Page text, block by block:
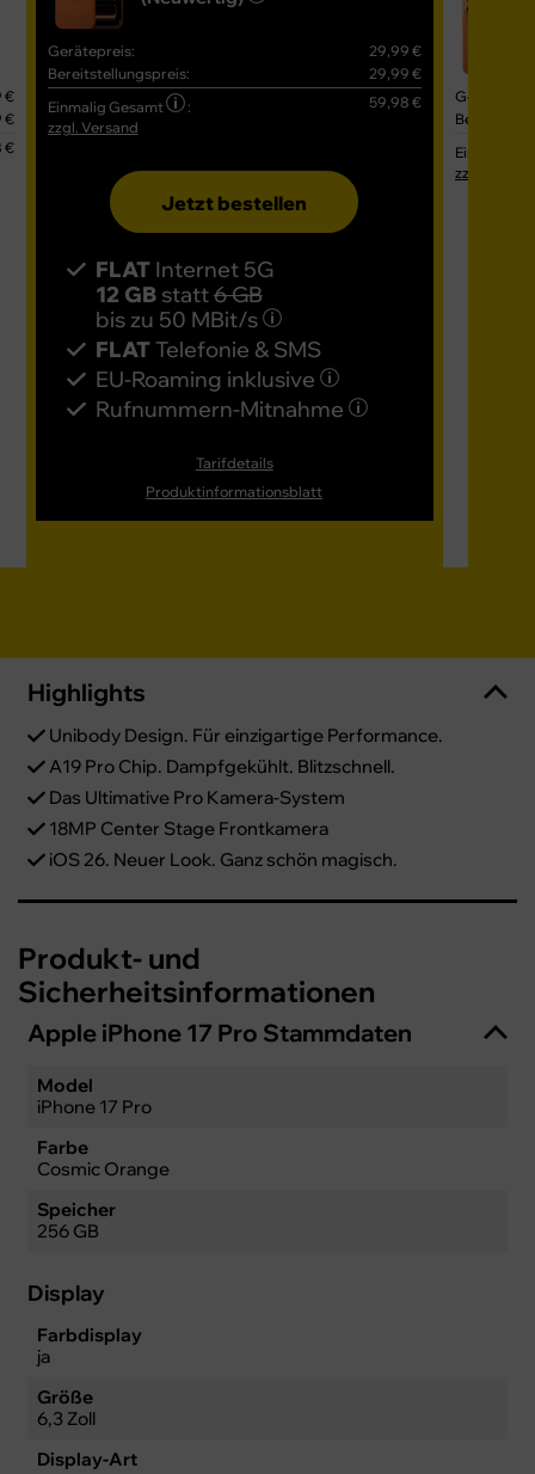
€
€
€
Gerätepreis:
29,99 €
Bereitstellungspreis:
29,99 €
Einmalig Gesamt
:
59,98 €
zzgl. Versand
Jetzt bestellen
FLATInternet 5G
12 GB statt6 GB
bis zu 50 MBit/s
FLATTelefonie & SMS
EU-Roaming inklusive
Rufnummern-​Mitnahme
Tarifdetails
Produktinformationsblatt
Einmalig
zzgl.
Highlights
Unibody Design. Für einzigartige Performance.
A19 Pro Chip. Dampfgekühlt. Blitzschnell.
Das Ultimative Pro Kamera-System
18MP Center Stage Frontkamera
iOS 26. Neuer Look. Ganz schön magisch.
Produkt- und
Sicherheitsinformationen
Apple iPhone 17 Pro Stammdaten
Model
iPhone 17 Pro
Farbe
Cosmic Orange
Speicher
256 GB
Display
Farbdisplay
ja
Größe
6,3 Zoll
Display-Art